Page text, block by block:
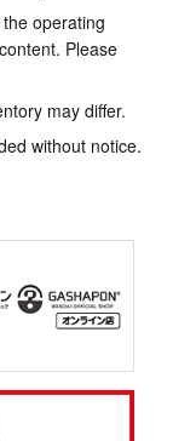
operating
Please
may differ.
without notice.